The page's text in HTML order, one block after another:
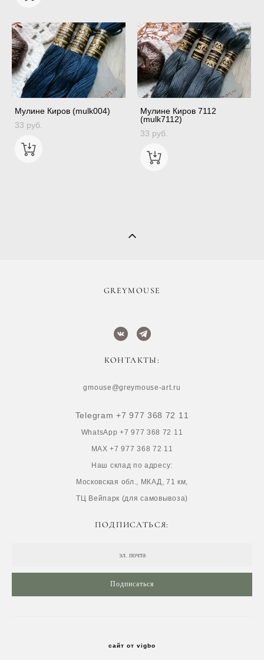
Мулине Киров (mulk004)
33 pуб.
Мулине Киров 7112
(mulk7112)
33 pуб.
​GREYMOUSE
КОНТАКТЫ:
gmouse@greymouse-art.ru
Telegram +7 977 368 72 11
WhatsApp +7 977 368 72 11
MAX +7 977 368 72 11
Наш склад по адресу:
Московская обл., МКАД, 71 км,
ТЦ Вейпарк (для самовывоза)
ПОДПИСАТЬСЯ:
Подписаться
сайт от vigbo